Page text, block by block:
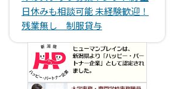
日休みも相談可能 未経験歓迎！
残業無し 制服貸与